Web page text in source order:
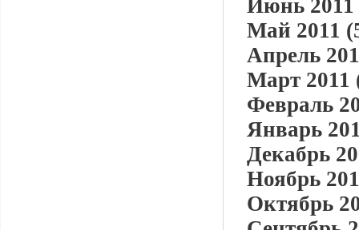
Июнь 2011
Май 2011
Апрель
Март 2011
Февраль
Январь
Декабрь
Ноябрь
Октябрь